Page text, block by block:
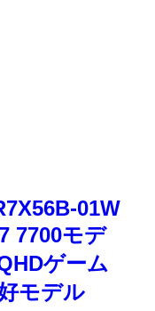
01W
7700モデ
ゲーム
モデル